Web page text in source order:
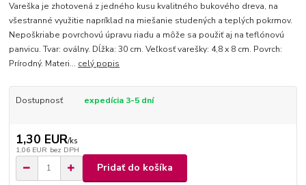
Vareška je zhotovená z jedného kusu kvalitného bukového dreva, na
všestranné využitie napríklad na miešanie studených a teplých pokrmov.
Nepoškriabe povrchovú úpravu riadu a môže sa použiť aj na teflónovú
panvicu. Tvar: oválny. Dĺžka: 30 cm. Veľkosť varešky: 4,8 x 8 cm. Povrch:
Prírodný. Materi... celý popis
Dostupnosť expedícia 3-5 dní
1,30 EUR/ks
1,06 EUR bez DPH
Pridať do košíka